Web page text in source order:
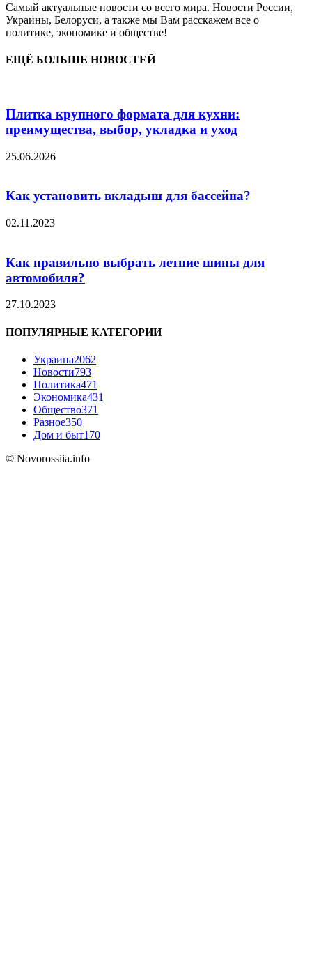
Самый актуальные новости со всего мира. Новости России,
Украины, Белоруси, а также мы Вам расскажем все о
политике, экономике и обществе!
ЕЩЁ БОЛЬШЕ НОВОСТЕЙ
Плитка крупного формата для кухни:
преимущества, выбор, укладка и уход
25.06.2026
Как установить вкладыш для бассейна?
02.11.2023
Как правильно выбрать летние шины для
автомобиля?
27.10.2023
ПОПУЛЯРНЫЕ КАТЕГОРИИ
Украина2062
Новости793
Политика471
Экономика431
Общество371
Разное350
Дом и быт170
© Novorossiia.info